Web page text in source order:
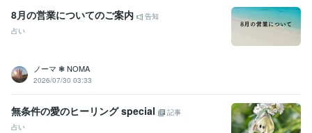
8月の営業についてのご案内
告知
占い
ノーマ ❃ NOMA
2026/07/30 03:33
無条件の愛のヒーリング special
記事
占い